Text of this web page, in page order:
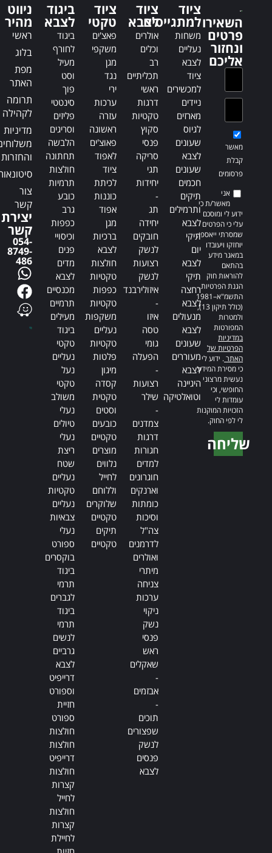
t
i
v
e
השאירו
פרטים
ונחזור
אליכם
מאשר
קבלת
פרסומים
אני
מאשר/ת כי
ידוע לי ומוסכם
עלי כי הפרטים
שמסרתי ייאספו,
יוחזקו ויעובדו
במאגר מידע
בהתאם
להוראות חוק
הגנת הפרטיות,
התשמ"א–1981
(כולל תיקון 13),
ולמטרות
המפורטות
במדיניות
הפרטיות של
האתר. ידוע לי
כי מסירת המידע
נעשית מרצוני
החופשי, וכי
עומדות לי
הזכויות המוקנות
לי לפי החוק.
שליחה
ציוד
למתגייסים
משחות
נעליים
לצבא
ציוד
למכשירים
ניידים
מארזים
לגיוס
שעונים
לצבא
שעונים
חכמים
תיקים
ותרמילים
לצבא
תיקי
יום
לצבא
תיקי
רחצה
לצבא
מנעולים
לצבא
שעונים
מעוררים
לצבא
היגיינה
וטואלטיקה
ציוד
לצבא
אולרים
וכלים
רב
תכליתיים
ראשי
דרגות
טקטיות
סקוץ
פנסי
סריקה
תגי
יחידות
-
תג
יחידה
חובקים
לנשק
רצועות
לנשק
איזולירבנד
-
איזו
טסה
גומי
הפעלה
-
רצועות
שילר
-
צמדנים
דרגות
חגורות
למדים
חוגרונים
וארנקים
כומתות
וסיכות
צה"ל
לדרמנים
ואולרים
מיתרי
צניחה
ערכות
ניקוי
נשק
פנסי
ראש
שאקלים
-
אבזמים
-
תוכים
שפצורים
לנשק
פנסים
לצבא
ציוד
טקטי
פאצ'ים
משקפי
מגן
נגד
ירי
ערכות
עזרה
ראשונה
פאוצ'ים
לאפוד
ציוד
לכיתת
כוננות
אפוד
מגן
ברכיות
לצבא
חולצות
טקטיות
כפפות
טקטיות
משקפות
נעליים
טקטיות
פלטות
מיגון
קסדה
טקטית
וסטים
כובעים
טקטיים
מוצרים
נלווים
לחייל
וללוחם
שלוקרים
טקטיים
תיקים
טקטיים
ביגוד
לצבא
ביגוד
לחורף
מעיל
וסט
פוך
סינטטי
פליזים
וסריגים
הלבשה
תחתונה
חולצות
תרמיות
כובע
גרב
כפפות
וכיסויי
פנים
מדים
לצבא
מכנסיים
תרמיים
מעילים
ביגוד
טקטי
נעליים
נעל
טקטי
משולב
נעלי
טיולים
נעלי
ריצת
שטח
נעליים
טקטיות
נעליים
צבאיות
נעלי
ספורט
בוקסרים
ביגוד
תרמי
לגברים
ביגוד
תרמי
לנשים
גרביים
לצבא
דרייפיט
וספורט
חזיית
ספורט
חולצות
חולצות
דרייפיט
חולצות
קצרות
לחייל
חולצות
קצרות
לחיילת
ניווט
מהיר
ראשי
בלוג
מפת
האתר
תרומה
לקהילה
מדיניות
והחזרות
צור
קשר
יצירת
קשר
054-
8749-
486